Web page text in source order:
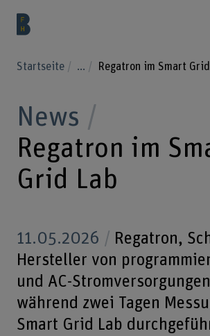
Startseite ... Regatron im Smart
News
Regatron im
Grid Lab
11.05.2026
Regatron,
Hersteller von
und AC-
während zwei Tagen
Smart Grid Lab